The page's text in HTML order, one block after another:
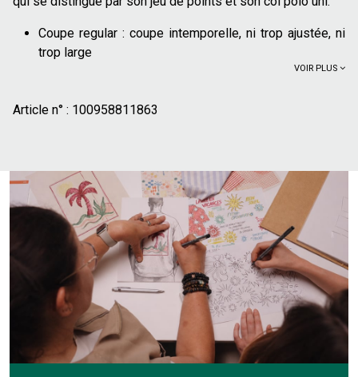
Coupe regular : coupe intemporelle, ni trop ajustée, ni
trop large
Bords côtes aux manches, bas de corps et col
associez ce polo en maille avec un short chino et une paire
de mocassins. La texture travaillée du polo apporte une
touche de sophistication qui rehausse l'ensemble. C'est la
tenue parfaite pour une balade en bord de mer, un verre en
terrasse ou un week-end ensoleillé.
Le mannequin mesure 1m86 et porte du L.
VOIR PLUS
Article n° : 100958811863